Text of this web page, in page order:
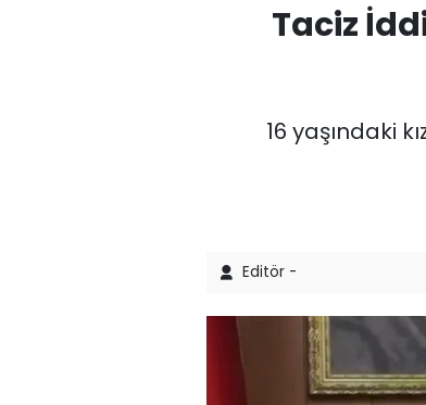
Taciz
16 yaşındaki
Editör -